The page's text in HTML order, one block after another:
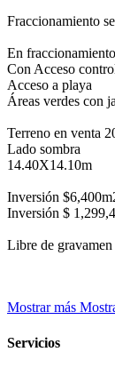
Fraccionamiento
En
Con Acceso
Acceso a playa
Áreas verdes con
Terreno en venta
Lado sombra
14.40X14.10m
Inversión
Inversión $
Libre de gravamen
Mostrar más
Servicios